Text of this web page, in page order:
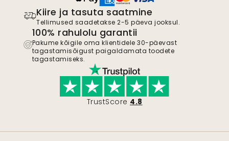
Kiire ja tasuta saatmine
Tellimused saadetakse 2-5 päeva jooksul.
100% rahulolu garantii
Pakume kõigile oma klientidele 30-päevast
tagastamisõigust paigaldamata toodete
tagastamiseks.
TrustScore 4.8